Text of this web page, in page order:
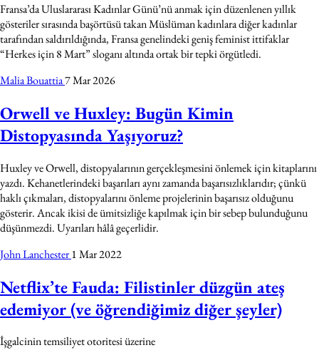
Fransa’da Uluslararası Kadınlar Günü’nü anmak için düzenlenen yıllık
gösteriler sırasında başörtüsü takan Müslüman kadınlara diğer kadınlar
tarafından saldırıldığında, Fransa genelindeki geniş feminist ittifaklar
“Herkes için 8 Mart” sloganı altında ortak bir tepki örgütledi.
Malia Bouattia7 Mar 2026
Orwell ve Huxley: Bugün Kimin
Distopyasında Yaşıyoruz?
Huxley ve Orwell, distopyalarının gerçekleşmesini önlemek için kitaplarını
yazdı. Kehanetlerindeki başarıları aynı zamanda başarısızlıklarıdır; çünkü
haklı çıkmaları, distopyalarını önleme projelerinin başarısız olduğunu
gösterir. Ancak ikisi de ümitsizliğe kapılmak için bir sebep bulunduğunu
düşünmezdi. Uyarıları hâlâ geçerlidir.
John Lanchester1 Mar 2022
Netflix’te Fauda: Filistinler düzgün ateş
edemiyor (ve öğrendiğimiz diğer şeyler)
İşgalcinin temsiliyet otoritesi üzerine